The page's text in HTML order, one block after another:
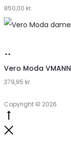
Lykke
by
850,00 kr.
hos
Klædeskabet.dk
Vero Moda
379,95 kr.
Copyright © 2026